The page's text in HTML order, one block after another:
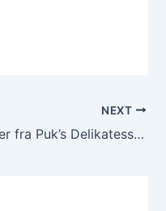
NEXT
Citron Peber fra Puk’s Delikatesser til smagfulde retter